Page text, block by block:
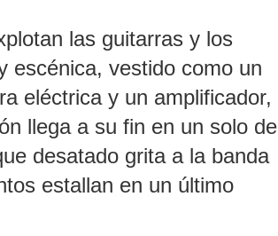
las guitarras y los
escénica, vestido como un
eléctrica y un amplificador,
llega a su fin en un solo de
desatado grita a la banda
estallan en un último